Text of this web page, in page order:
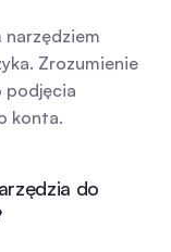
Zrozumienie
podjęcia
konta.
do